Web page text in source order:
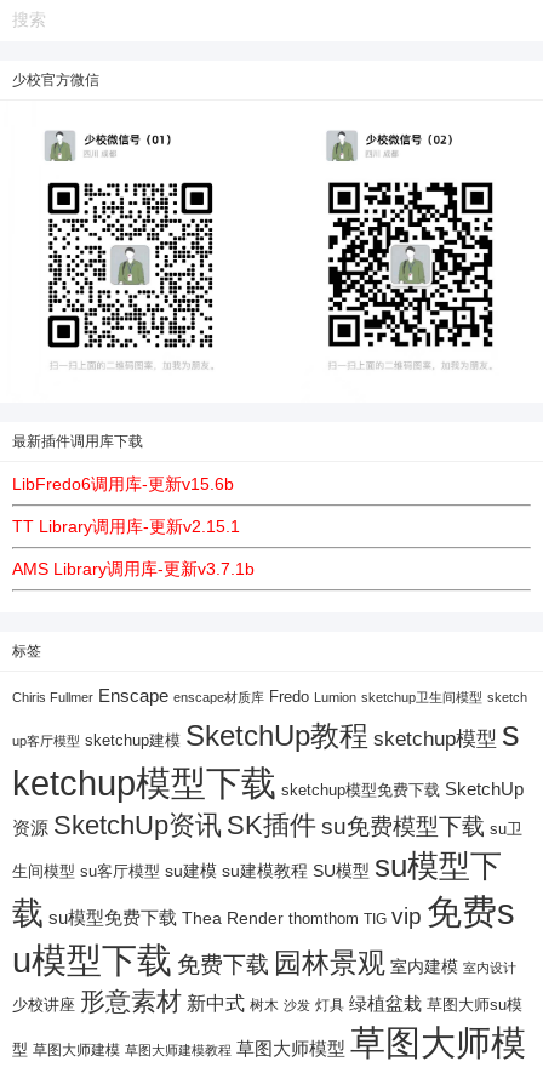
少校官方微信
最新插件调用库下载
LibFredo6调用库-更新v15.6b
TT Library调用库-更新v2.15.1
AMS Library调用库-更新v3.7.1b
标签
Chiris Fullmer Enscape enscape材质库 Fredo Lumion sketchup卫生间模型 sketch
up客厅模型 sketchup建模 SketchUp教程 sketchup模型 s
ketchup模型下载 sketchup模型免费下载 SketchUp
资源 SketchUp资讯 SK插件su免费模型下载 su卫
生间模型 su客厅模型 su建模 su建模教程 SU模型 su模型下
载 su模型免费下载 Thea Render thomthom TIG vip 免费s
u模型下载 免费下载 园林景观 室内建模 室内设计
少校讲座 形意素材 新中式 树木 沙发 灯具 绿植盆栽 草图大师su模
型 草图大师建模 草图大师建模教程 草图大师模型 草图大师模